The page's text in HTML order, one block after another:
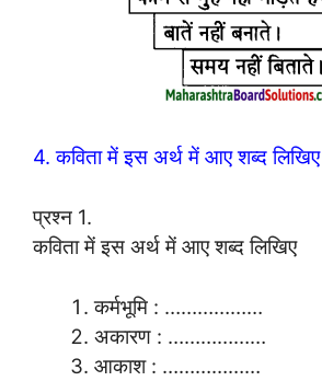
4. कविता में इस अर्थ में आए शब्द लिखिए
प्रश्न 1.
कविता में इस अर्थ में आए शब्द लिखिए
कर्मभूमि : ………………
अकारण : ………………
आकाश : ………………